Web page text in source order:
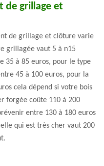
de grillage et
de grillage et clôture varie
grillagée vaut 5 à n15
35 à 85 euros, pour le type
45 à 100 euros, pour la
cela dépend si votre bois
forgée coûte 110 à 200
entre 130 à 180 euros
qui est très cher vaut 200